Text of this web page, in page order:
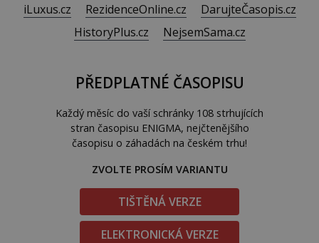
iLuxus.cz
RezidenceOnline.cz
DarujteČasopis.cz
HistoryPlus.cz
NejsemSama.cz
PŘEDPLATNÉ ČASOPISU
Každý měsíc do vaší schránky 108 strhujících
stran časopisu ENIGMA, nejčtenějšího
časopisu o záhadách na českém trhu!
ZVOLTE PROSÍM VARIANTU
TIŠTĚNÁ VERZE
ELEKTRONICKÁ VERZE